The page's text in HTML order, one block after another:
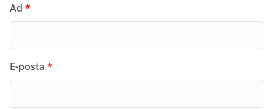
Ad *
E-posta *